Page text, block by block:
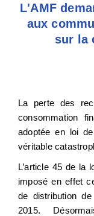
L'AMF
aux
sur la
La perte des
consommation
adoptée en loi
véritable
L’article 45 de la
imposé en effet
de distribution
2015.